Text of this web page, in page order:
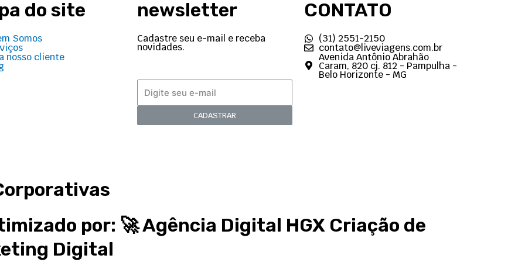
do site
Somos
nosso cliente
newsletter
Cadastre seu e-mail e receba
novidades.
CADASTRAR
CONTATO
(31) 2551-2150
contato@liveviagens.com.br
Avenida Antônio Abrahão
Caram, 820 cj. 812 - Pampulha -
Belo Horizonte - MG
por: 🚀Agência Digital HGX Criação de
Digital